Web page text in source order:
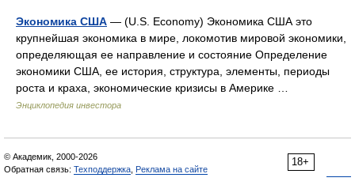
Экономика США — (U.S. Economy) Экономика США это
крупнейшая экономика в мире, локомотив мировой экономики,
определяющая ее направление и состояние Определение
экономики США, ее история, структура, элементы, периоды
роста и краха, экономические кризисы в Америке …
Энциклопедия инвестора
18+
© Академик, 2000-2026
Обратная связь: Техподдержка Реклама на сайте